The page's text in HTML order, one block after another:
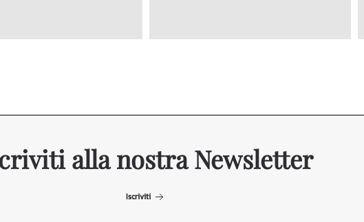
alla nostra Newsletter
Iscriviti